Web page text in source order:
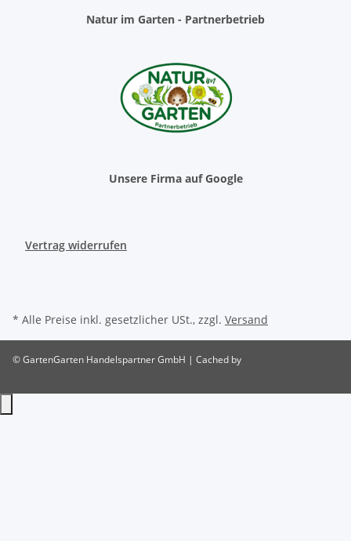
Natur im Garten - Partnerbetrieb
Unsere Firma auf Google
Vertrag widerrufen
* Alle Preise inkl. gesetzlicher USt., zzgl. Versand
© GartenGarten Handelspartner GmbH | Cached by